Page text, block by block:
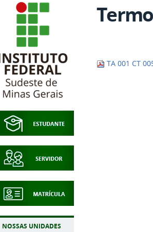
NOSSAS UNIDADES
TA 001 CT